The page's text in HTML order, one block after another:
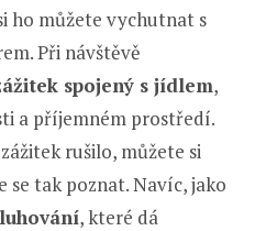
ho můžete vychutnat s
Při návštěvě
spojený s jídlem,
a příjemném prostředí.
rušilo, můžete si
tak poznat. Navíc, jako
, které dá